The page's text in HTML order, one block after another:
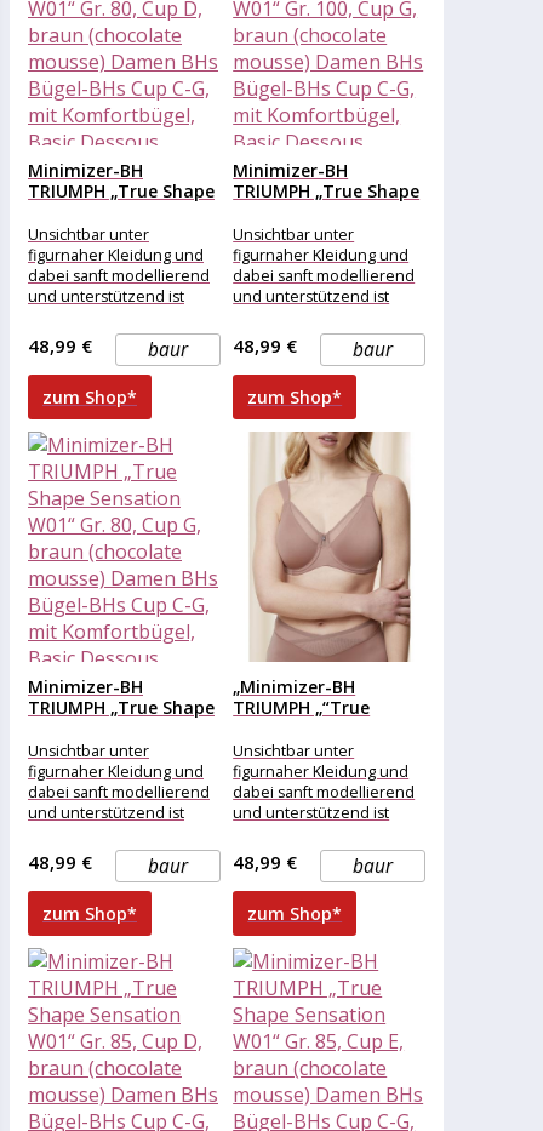
Minimizer-BH
TRIUMPH „True Shape
Unsichtbar unter
figurnaher Kleidung und
dabei sanft modellierend
und unterstützend ist
Sensation Serie von
Triumph.
baur
48,99 €
zum Shop*
Minimizer-BH
TRIUMPH „True Shape
Unsichtbar unter
figurnaher Kleidung und
dabei sanft modellierend
und unterstützend ist
Sensation Serie von
Triumph.
baur
48,99 €
zum Shop*
Minimizer-BH
TRIUMPH „True Shape
Unsichtbar unter
figurnaher Kleidung und
dabei sanft modellierend
und unterstützend ist
Sensation Serie von
Triumph.
baur
48,99 €
zum Shop*
„Minimizer-BH
TRIUMPH „“True
W01″“ Gr....
Unsichtbar unter
figurnaher Kleidung und
dabei sanft modellierend
und unterstützend ist
Sensation Serie von
Triumph.
baur
48,99 €
zum Shop*